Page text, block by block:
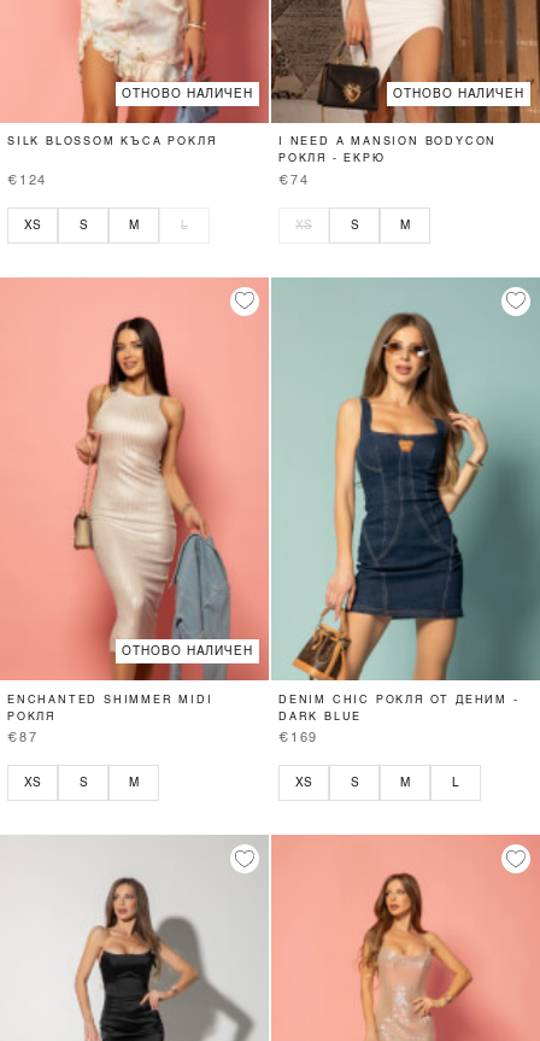
ОТНОВО НАЛИЧЕН
SILK BLOSSOM КЪСА РОКЛЯ
€124
XS S M L
ОТНОВО НАЛИЧЕН
I NEED A MANSION BODYCON
РОКЛЯ - ЕКРЮ
€74
XS S M
ОТНОВО НАЛИЧЕН
ENCHANTED SHIMMER MIDI
РОКЛЯ
€87
XS S M
DENIM CHIC РОКЛЯ ОТ ДЕНИМ -
DARK BLUE
€169
XS S M L